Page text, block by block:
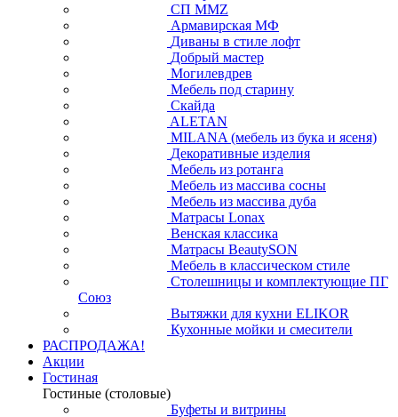
СП ММZ
Армавирская МФ
Диваны в стиле лофт
Добрый мастер
Могилевдрев
Мебель под старину
Скайда
ALETAN
MILANA (мебель из бука и ясеня)
Декоративные изделия
Мебель из ротанга
Мебель из массива сосны
Мебель из массива дуба
Матрасы Lonax
Венская классика
Матрасы BeautySON
Мебель в классическом стиле
Столешницы и комплектующие ПГ
Союз
Вытяжки для кухни ELIKOR
Кухонные мойки и смесители
РАСПРОДАЖА!
Акции
Гостиная
Гостиные (столовые)
Буфеты и витрины